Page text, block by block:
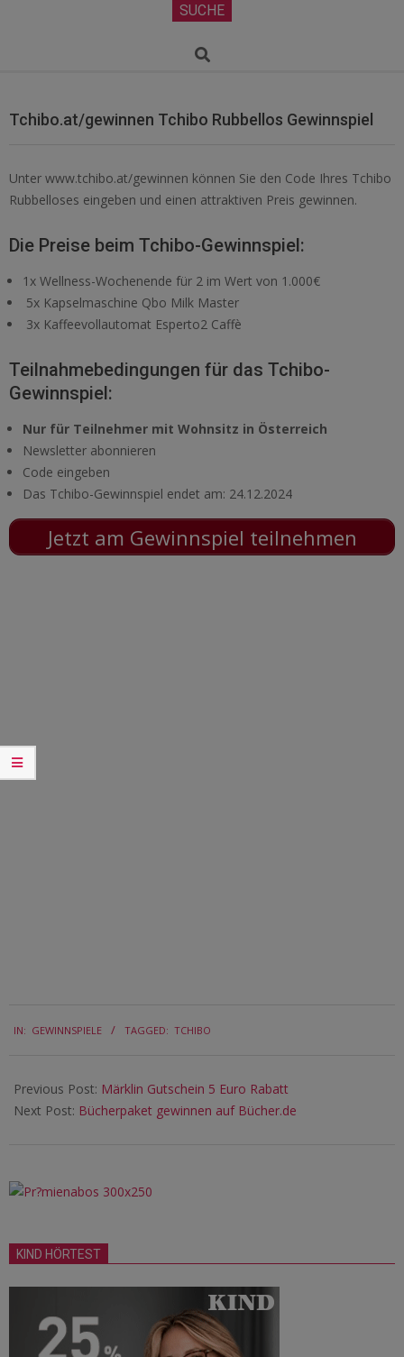
SUCHE
Search
Tchibo.at/gewinnen Tchibo Rubbellos Gewinnspiel
Unter www.tchibo.at/gewinnen können Sie den Code Ihres Tchibo
Rubbelloses eingeben und einen attraktiven Preis gewinnen.
Die Preise beim Tchibo-Gewinnspiel:
1x Wellness-Wochenende für 2 im Wert von 1.000€
5x Kapselmaschine Qbo Milk Master
3x Kaffeevollautomat Esperto2 Caffè
Teilnahmebedingungen für das Tchibo-
Gewinnspiel:
Nur für Teilnehmer mit Wohnsitz in Österreich
Newsletter abonnieren
Code eingeben
Das Tchibo-Gewinnspiel endet am: 24.12.2024
Jetzt am Gewinnspiel teilnehmen
11-
IN: GEWINNSPIELE TAGGED: TCHIBO
Previous Post: Märklin Gutschein 5 Euro Rabatt
Next Post: Bücherpaket gewinnen auf Bücher.de
KIND HÖRTEST